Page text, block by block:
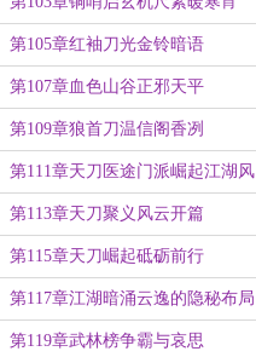
第105章红袖刀光金铃暗语
第107章血色山谷正邪天平
第109章狼首刀温信阁香冽
第111章天刀医途门派崛起江湖风
云
第113章天刀聚义风云开篇
第115章天刀崛起砥砺前行
第117章江湖暗涌云逸的隐秘布局
第119章武林榜争霸与哀思